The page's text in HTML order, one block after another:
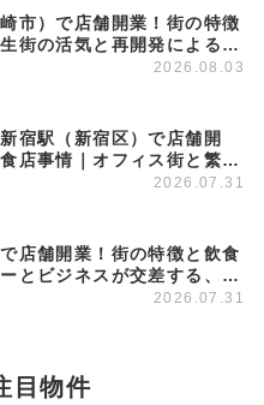
市）で店舗開業！街の特徴
街の活気と再開発による発
のエリア
2026.08.03
宿駅（新宿区）で店舗開
店事情｜オフィス街と繁華
ョン商圏
2026.07.31
店舗開業！街の特徴と飲食
とビジネスが交差する、進
ミナル
2026.07.31
目物件